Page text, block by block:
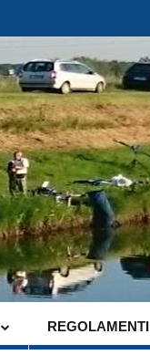
REGOLAMENTI